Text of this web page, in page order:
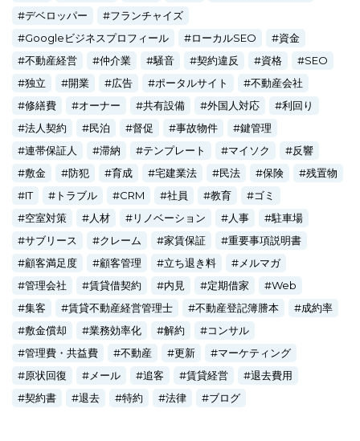
デベロッパー
フランチャイズ
Googleビジネスプロフィール
ローカルSEO
資金
不動産経営
仲介業 騒音 契約違反 資格
SEO
独立
開業 広告 ポータルサイト
不動産会社
修繕費
オーナー 共有設備 外国人対応
利回り
法人契約
民泊 督促 事故物件
鍵管理
連帯保証人
滞納 テンプレート マイソク
反響
敷金
防犯 育成 宅建業法 民法 保険
残置物
IT
トラブル CRM 社員 教育
ゴミ
空室対策
人材 リノベーション 人事
駐車場
サブリース
クレーム 家賃保証
重要事項説明書
顧客満足度
顧客管理 立ち退き料
メルマガ
管理会社
賃貸借契約 内見 定期借家
Web
集客
賃貸不動産経営管理士 不動産登記簿謄本
成約率
敷金償却
業務効率化 解約
コンサル
管理費・共益費
不動産 更新
マーケティング
原状回復
メール 追客 賃貸経営
退去費用
契約書
退去 特約 法律 ブログ